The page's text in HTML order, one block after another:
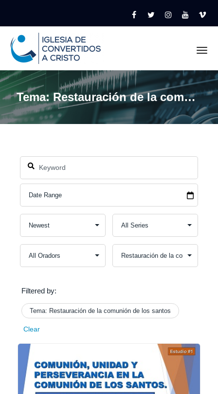
Tema: Restauración de la comunión de los santos
Filtered by:
Tema: Restauración de la comunión de los santos
Clear